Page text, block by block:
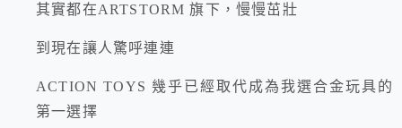
其實都在ARTSTORM 旗下，慢慢茁壯
到現在讓人驚呼連連
ACTION TOYS 幾乎已經取代成為我選合金玩具的
第一選擇